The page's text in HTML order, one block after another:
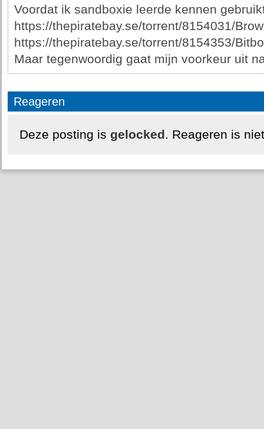
Voordat ik sandboxie leerde kennen
https://thepiratebay.se/torrent/8154031/
https://thepiratebay.se/torrent/8154353/
Maar tegenwoordig gaat mijn voorkeur uit
Reageren
Deze posting is gelocked. Reageren is